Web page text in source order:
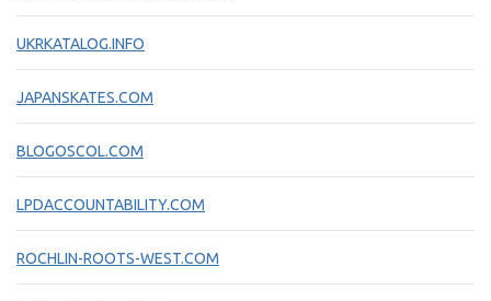
UKRKATALOG.INFO
JAPANSKATES.COM
BLOGOSCOL.COM
LPDACCOUNTABILITY.COM
ROCHLIN-ROOTS-WEST.COM